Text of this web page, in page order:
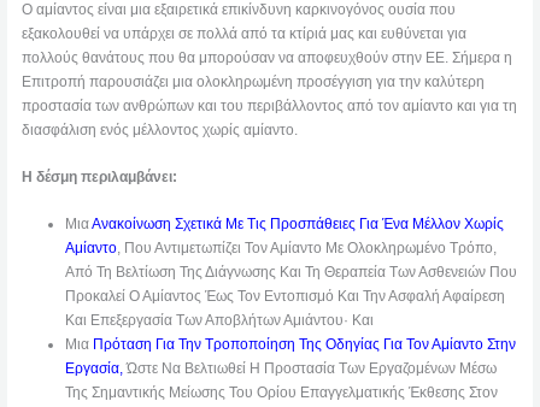
Ο αμίαντος είναι μια εξαιρετικά επικίνδυνη καρκινογόνος ουσία που
εξακολουθεί να υπάρχει σε πολλά από τα κτίριά μας και ευθύνεται για
πολλούς θανάτους που θα μπορούσαν να αποφευχθούν στην ΕΕ. Σήμερα η
Επιτροπή παρουσιάζει μια ολοκληρωμένη προσέγγιση για την καλύτερη
προστασία των ανθρώπων και του περιβάλλοντος από τον αμίαντο και για τη
διασφάλιση ενός μέλλοντος χωρίς αμίαντο.
Η δέσμη περιλαμβάνει:
ΜιαΑνακοίνωση Σχετικά Με Τις Προσπάθειες Για Ένα Μέλλον Χωρίς
Αμίαντο, Που Αντιμετωπίζει Τον Αμίαντο Με Ολοκληρωμένο Τρόπο,
Από Τη Βελτίωση Της Διάγνωσης Και Τη Θεραπεία Των Ασθενειών Που
Προκαλεί Ο Αμίαντος Έως Τον Εντοπισμό Και Την Ασφαλή Αφαίρεση
Και Επεξεργασία Των Αποβλήτων Αμιάντου· Και
Μια Πρόταση Για Την Τροποποίηση Της Οδηγίας Για Τον Αμίαντο Στην
Εργασία,Ώστε Να Βελτιωθεί Η Προστασία Των Εργαζομένων Μέσω
Της Σημαντικής Μείωσης Του Ορίου Επαγγελματικής Έκθεσης Στον